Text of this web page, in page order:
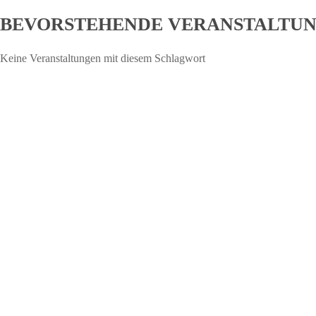
BEVORSTEHENDE
Keine Veranstaltungen mit diesem Schlagwort